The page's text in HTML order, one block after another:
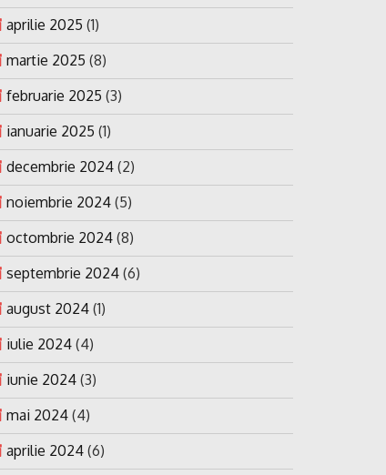
aprilie 2025 (1)
martie 2025 (8)
februarie 2025 (3)
ianuarie 2025 (1)
decembrie 2024 (2)
noiembrie 2024 (5)
octombrie 2024 (8)
septembrie 2024 (6)
august 2024 (1)
iulie 2024 (4)
iunie 2024 (3)
mai 2024 (4)
aprilie 2024 (6)